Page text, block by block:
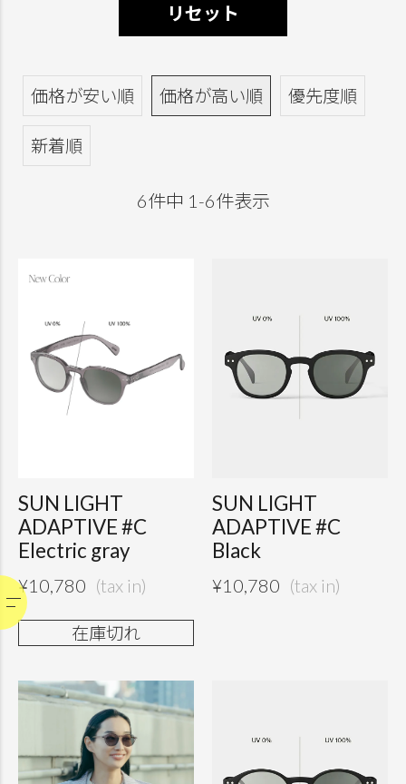
リセット
価格が安い順 価格が高い順 優先度順
新着順
6件中 1 -6件表示
SUN LIGHT
ADAPTIVE #C
Electric gray
¥10,780
在庫切れ
SUN LIGHT
ADAPTIVE #C
Black
¥10,780